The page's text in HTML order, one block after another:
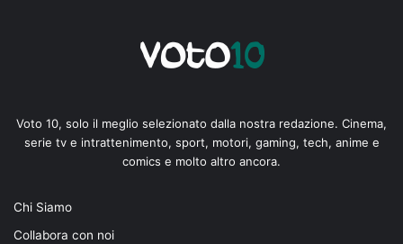
Voto 10, solo il meglio selezionato dalla nostra redazione. Cinema,
serie tv e intrattenimento, sport, motori, gaming, tech, anime e
comics e molto altro ancora.
Chi Siamo
Collabora con noi